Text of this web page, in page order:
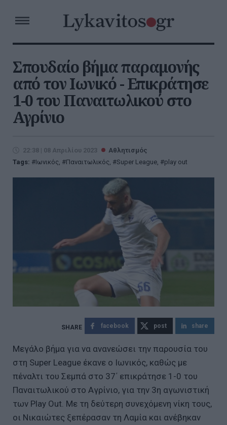
Σπουδαίο βήμα παραμονής
από τον Ιωνικό - Επικράτησε
1-0 του Παναιτωλικού στο
Αγρίνιο
22:38 | 08 Απριλίου 2023
Αθλητισμός
Tags:
Ιωνικός, Παναιτωλικός, Super League, play out
facebook post share
Μεγάλο βήμα για να ανανεώσει την παρουσία του
στη Super League έκανε ο Ιωνικός, καθώς με
πέναλτι του Σεμπά στο 37΄ επικράτησε 1-0 του
Παναιτωλικού στο Αγρίνιο, για την 3η αγωνιστική
των Play Out. Με τη δεύτερη συνεχόμενη νίκη τους,
οι Νικαιώτες ξεπέρασαν τη Λαμία και ανέβηκαν